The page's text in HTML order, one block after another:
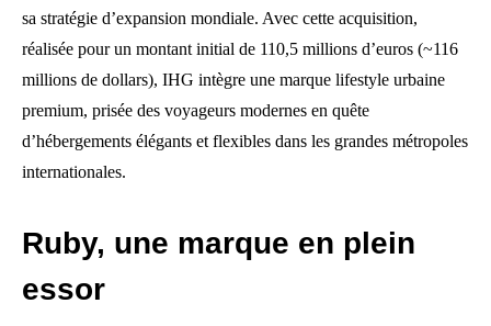
sa stratégie d’expansion mondiale. Avec cette acquisition,
réalisée pour un montant initial de 110,5 millions d’euros (~116
millions de dollars), IHG intègre une marque lifestyle urbaine
premium, prisée des voyageurs modernes en quête
d’hébergements élégants et flexibles dans les grandes métropoles
internationales.
Ruby, une marque en plein
essor